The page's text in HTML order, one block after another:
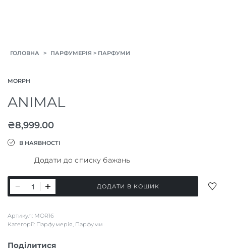
ГОЛОВНА > ПАРФУМЕРІЯ > ПАРФУМИ
MORPH
ANIMAL
₴8,999.00
В НАЯВНОСТІ
Додати до списку бажань
ANIMAL
кількість
ДОДАТИ В КОШИК
Артикул: MOR16
Категорії: Парфумерія, Парфуми
Поділитися